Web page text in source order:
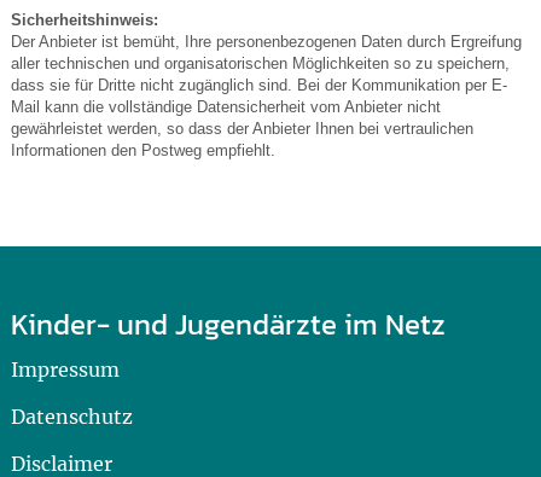
Sicherheitshinweis:
Der Anbieter ist bemüht, Ihre personenbezogenen Daten durch Ergreifung
aller technischen und organisatorischen Möglichkeiten so zu speichern,
dass sie für Dritte nicht zugänglich sind. Bei der Kommunikation per E-
Mail kann die vollständige Datensicherheit vom Anbieter nicht
gewährleistet werden, so dass der Anbieter Ihnen bei vertraulichen
Informationen den Postweg empfiehlt.
Kinder- und Jugendärzte im Netz
Impressum
Datenschutz
Disclaimer